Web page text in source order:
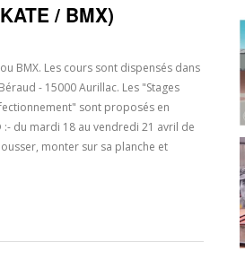
/ BMX)
BMX. Les cours sont dispensés dans
- 15000 Aurillac. Les "Stages
sont proposés en
:- du mardi 18 au vendredi 21 avril de
monter sur sa planche et